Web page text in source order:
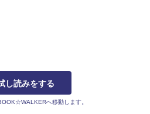
し読みをする
へ移動します。